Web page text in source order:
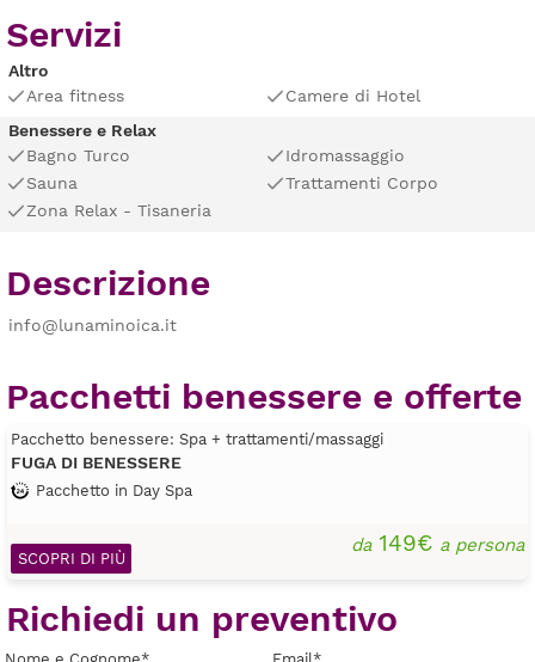
Servizi
Altro
Area fitness
Camere di Hotel
Benessere e Relax
Bagno Turco
Idromassaggio
Sauna
Trattamenti Corpo
Zona Relax - Tisaneria
Descrizione
info@lunaminoica.it
Pacchetti benessere e offerte
Pacchetto benessere: Spa + trattamenti/massaggi
FUGA DI BENESSERE
Pacchetto in Day Spa
da149€ a persona
SCOPRI DI PIÙ
Richiedi un preventivo